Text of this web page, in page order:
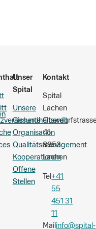
Unser
Spital
Unsere
Gesundheitswelt
Organisation
Qualitätsmanagement
Kooperationen
Offene
Stellen
Kontakt
Spital
Lachen
41
8853
Lachen
Tel+41
55
451 31
11
Mailinfo@spital-